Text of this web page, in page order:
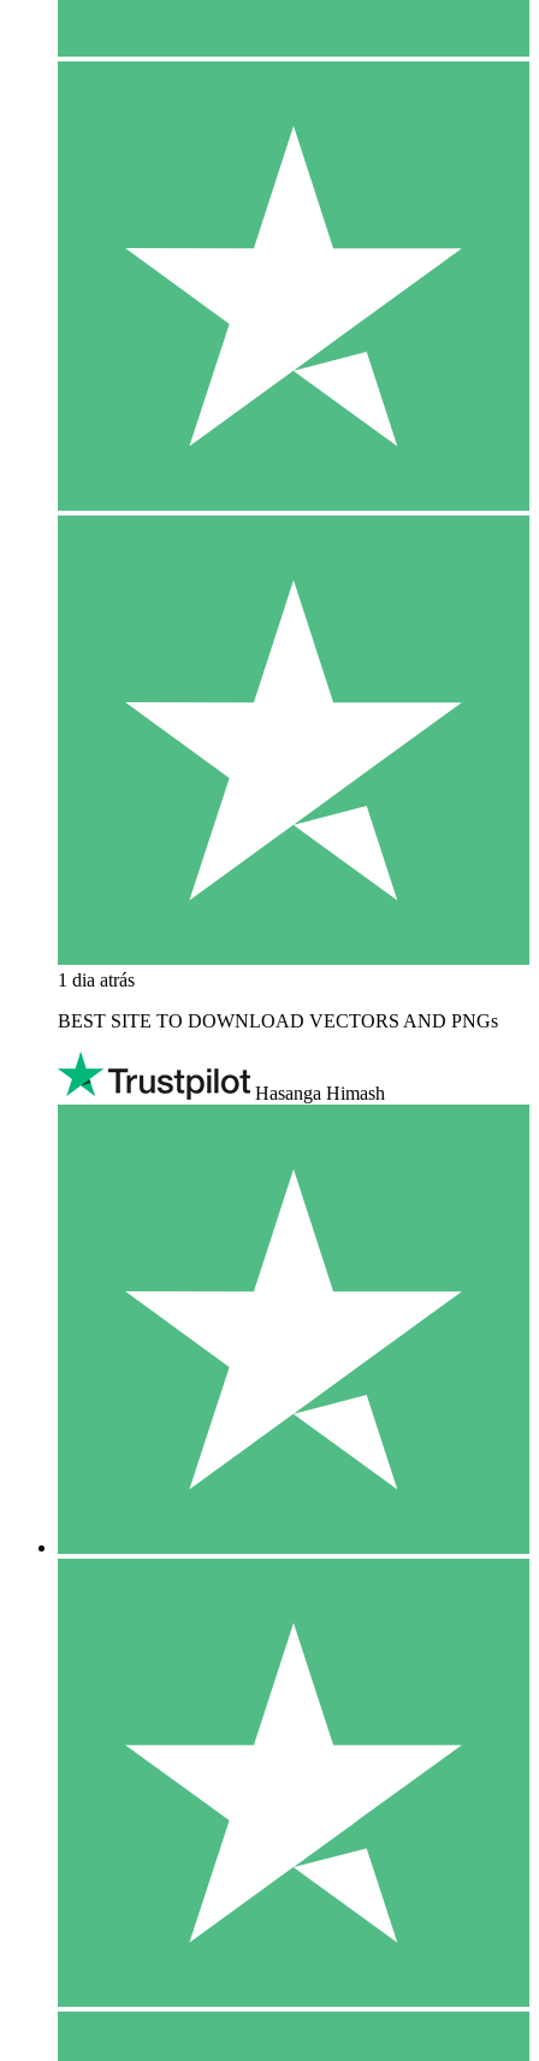
1 dia atrás
BEST SITE TO DOWNLOAD VECTORS AND PNGs
Hasanga Himash